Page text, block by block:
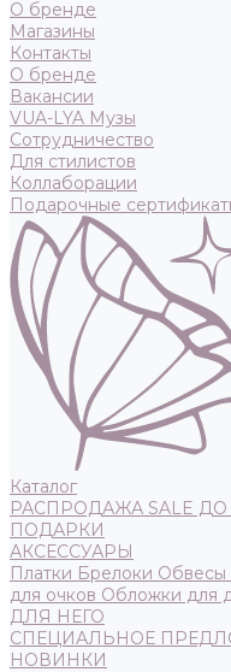
О бренде
Магазины
Контакты
О бренде
Вакансии
VUA-LYA Музы
Сотрудничество
Для стилистов
Коллаборации
Подарочные
Каталог
РАСПРОДАЖА SALE ДО
ПОДАРКИ
АКСЕССУАРЫ
Платки Брелоки Обвесы
для очков Обложки для
ДЛЯ НЕГО
СПЕЦИАЛЬНОЕ
НОВИНКИ